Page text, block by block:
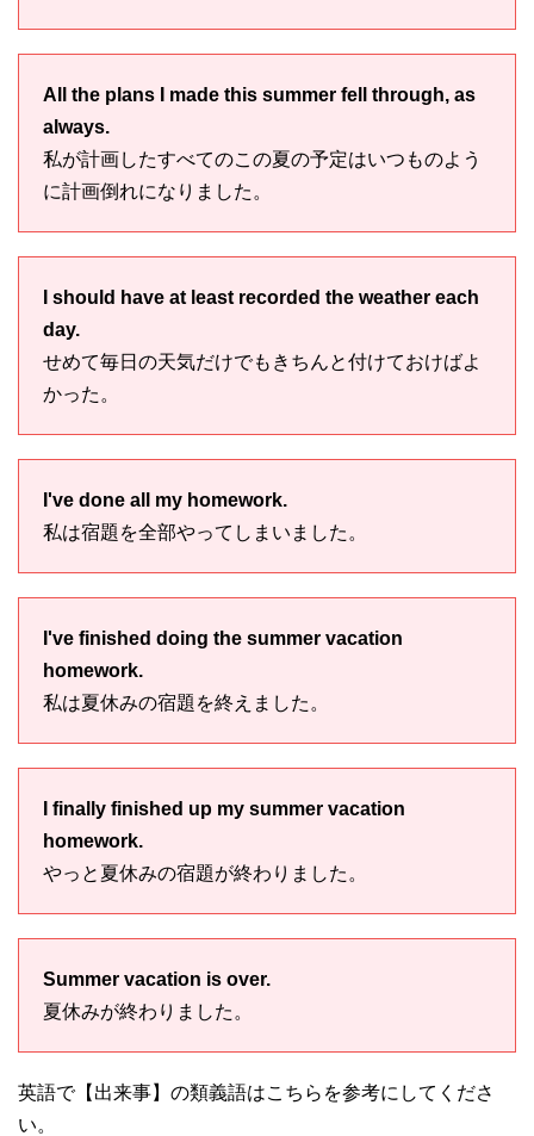
All the plans I made this summer fell through, as
always.
私が計画したすべてのこの夏の予定はいつものよう
に計画倒れになりました。
I should have at least recorded the weather each
day.
せめて毎日の天気だけでもきちんと付けておけばよ
かった。
I've done all my homework.
私は宿題を全部やってしまいました。
I've finished doing the summer vacation
homework.
私は夏休みの宿題を終えました。
I finally finished up my summer vacation
homework.
やっと夏休みの宿題が終わりました。
Summer vacation is over.
夏休みが終わりました。
英語で【出来事】の類義語はこちらを参考にしてくださ
い。